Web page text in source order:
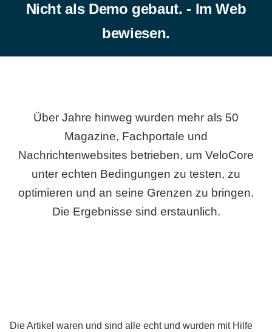
Nicht als Demo gebaut. - Im Web
bewiesen.
Über Jahre hinweg wurden mehr als 50
Magazine, Fachportale und
Nachrichtenwebsites betrieben, um VeloCore
unter echten Bedingungen zu testen, zu
optimieren und an seine Grenzen zu bringen.
Die Ergebnisse sind erstaunlich.
Die Artikel waren und sind alle echt und wurden mit Hilfe